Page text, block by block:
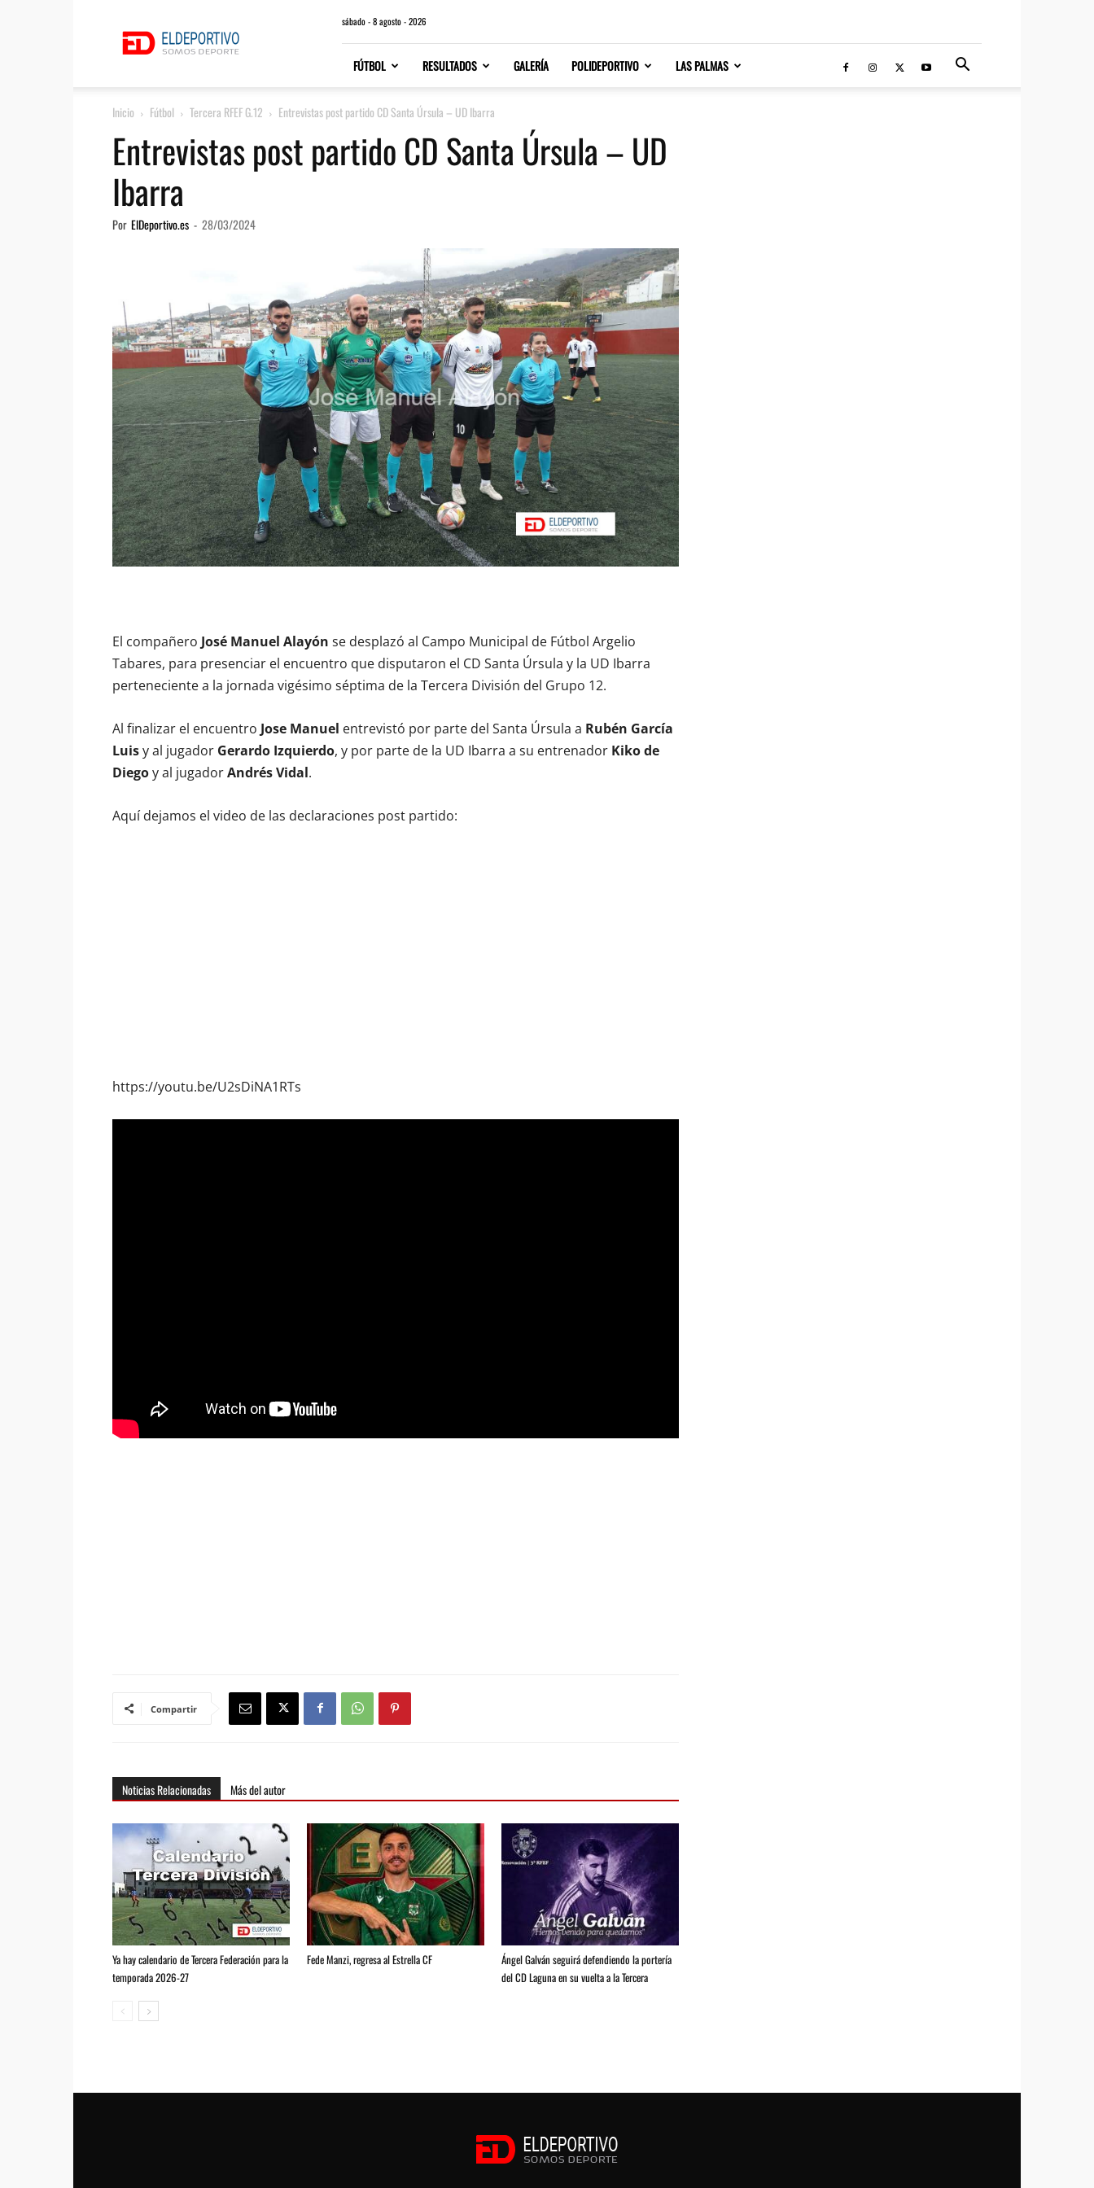
sábado - 8 agosto - 2026
FÚTBOL RESULTADOS GALERÍA POLIDEPORTIVO LAS PALMAS
Inicio Fútbol Tercera RFEF G.12 Entrevistas post partido CD Santa Úrsula – UD Ibarra
Entrevistas post partido CD Santa Úrsula – UD
Ibarra
Por ElDeportivo.es - 28/03/2024
El compañero José Manuel Alayón se desplazó al Campo Municipal de Fútbol Argelio
Tabares, para presenciar el encuentro que disputaron el CD Santa Úrsula y la UD Ibarra
perteneciente a la jornada vigésimo séptima de la Tercera División del Grupo 12.
Al finalizar el encuentro Jose Manuel entrevistó por parte del Santa Úrsula a Rubén García
Luisy al jugador Gerardo Izquierdo, y por parte de la UD Ibarra a su entrenador Kiko de
Diegoy al jugadorAndrés Vidal.
Aquí dejamos el video de las declaraciones post partido:
https://youtu.be/U2sDiNA1RTs
Compartir
Noticias Relacionadas Más del autor
Ya hay calendario de Tercera Federación para la
temporada 2026-27
Fede Manzi, regresa al Estrella CF
Ángel Galván seguirá defendiendo la portería
del CD Laguna en su vuelta a la Tercera